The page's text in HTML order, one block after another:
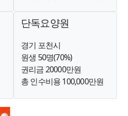
단독요양원
경기 포천시
원생 50명(70%)
권리금 20000만원
총 인수비용 100,000만원